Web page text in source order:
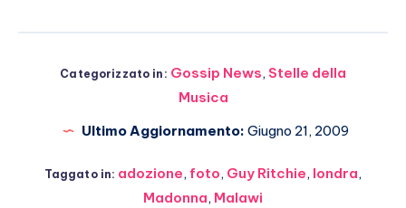
Categorizzato in: Gossip News, Stelle della
Musica
Ultimo Aggiornamento: Giugno 21, 2009
Taggato in: adozione, foto, Guy Ritchie, londra,
Madonna, Malawi